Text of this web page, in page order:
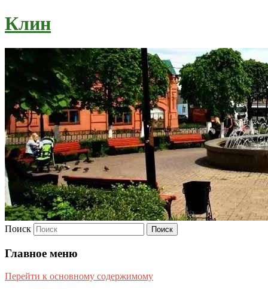
Клин
Поиск
Главное меню
Перейти к основному содержимому